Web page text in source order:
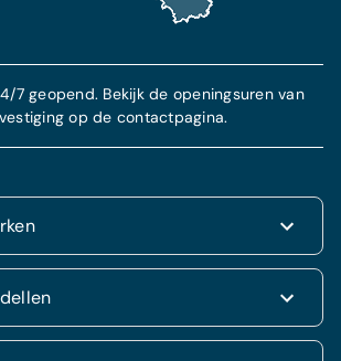
7 geopend. Bekijk de openingsuren van
op de contactpagina.